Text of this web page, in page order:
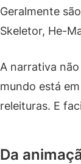
Geralmente
Skeletor, He-
A narrativa
mundo está
releituras. E
Da